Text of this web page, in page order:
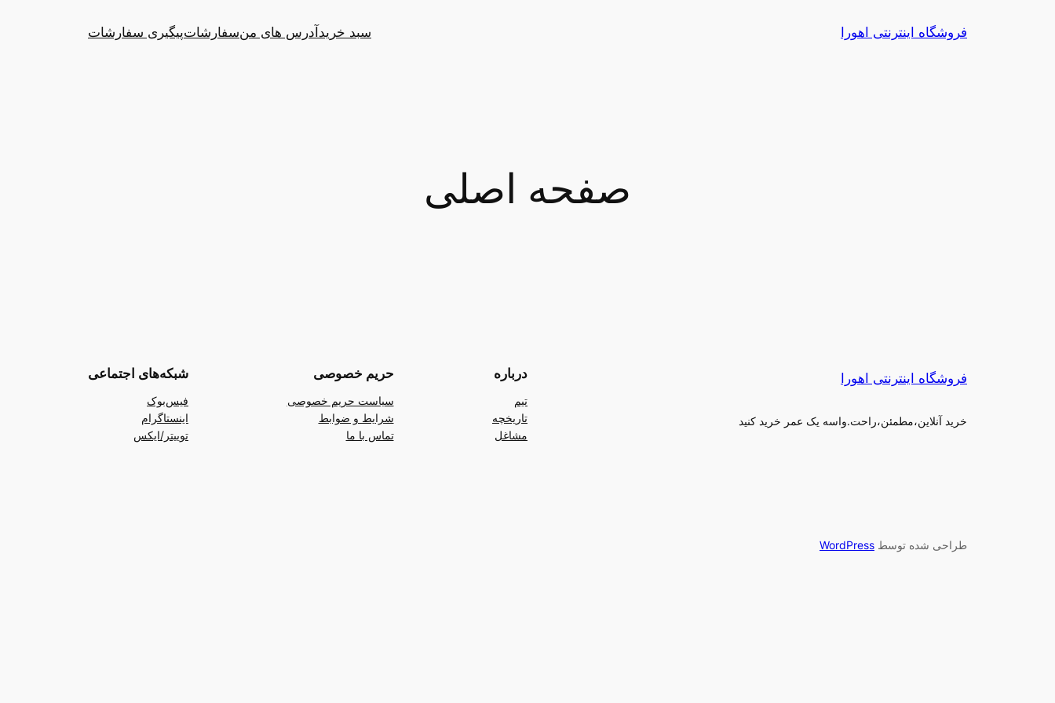
فروشگاه اینترنتی اهورا سبد خرید آدرس های منسفارشاتپیگیری سفارشات
صفحه اصلی
فروشگاه اینترنتی اهورا
خرید آنلاین،مطمئن،راحت.واسه یک عمر خرید کنید
درباره
تیم
تاریخچه
مشاغل
حریم خصوصی
سیاست حریم خصوصی
شرایط و ضوابط
تماس با ما
شبکه‌های اجتماعی
فیس‌بوک
اینستاگرام
توییتر/ایکس
طراحی شده توسط WordPress